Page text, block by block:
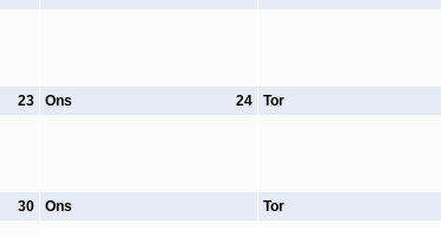
23 24
Ons Tor
30 Ons Tor